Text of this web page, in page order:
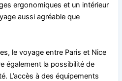
ergonomiques et un intérieur
aussi agréable que
le voyage entre Paris et Nice
également la possibilité de
L’accès à des équipements